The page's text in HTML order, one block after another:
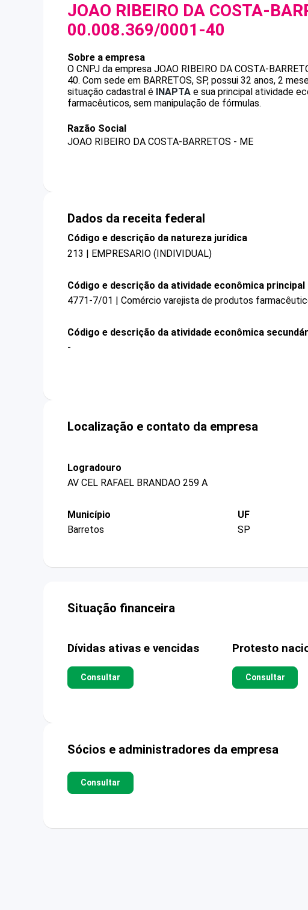
JOAO RIBEIRO DA COSTA-
00.008.369/0001-40
Sobre a empresa
O CNPJ da empresa JOAO RIBEIRO DA COSTA-
40. Com sede em BARRETOS, SP, possui 32 anos, 2
situação cadastral é INAPTA e sua principal atividade
farmacêuticos, sem manipulação de fórmulas.
Razão Social
JOAO RIBEIRO DA COSTA-BARRETOS - ME
Dados da receita federal
Código e descrição da natureza jurídica
213 | EMPRESARIO (INDIVIDUAL)
Código e descrição da atividade econômica principal
4771-7/01 | Comércio varejista de produtos
Código e descrição da atividade econômica
-
Localização e contato da empresa
Logradouro
AV CEL RAFAEL BRANDAO 259 A
Município
Barretos
UF
SP
Situação financeira
Dívidas ativas e vencidas
Consultar
Protesto
Consultar
Sócios e administradores da empresa
Consultar